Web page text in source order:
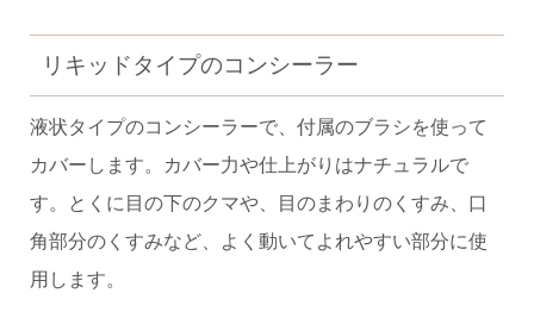
リキッドタイプのコンシーラー
液状タイプのコンシーラーで、付属のブラシを使って
カバーします。カバー力や仕上がりはナチュラルで
す。とくに目の下のクマや、目のまわりのくすみ、口
角部分のくすみなど、よく動いてよれやすい部分に使
用します。